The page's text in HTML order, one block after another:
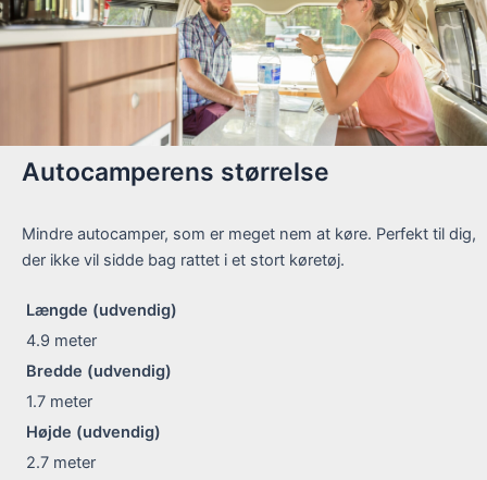
Autocamperens størrelse
Mindre autocamper, som er meget nem at køre. Perfekt til dig,
der ikke vil sidde bag rattet i et stort køretøj.
Længde (udvendig)
4.9 meter
Bredde (udvendig)
1.7 meter
Højde (udvendig)
2.7 meter